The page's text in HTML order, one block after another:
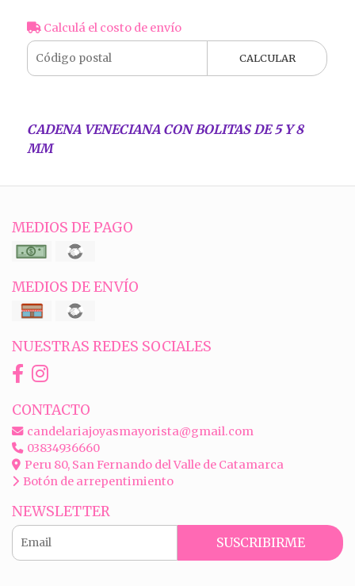
Calculá el costo de envío
CALCULAR
CADENA VENECIANA CON BOLITAS DE 5 Y 8
MM
MEDIOS DE PAGO
MEDIOS DE ENVÍO
NUESTRAS REDES SOCIALES
CONTACTO
candelariajoyasmayorista@gmail.com
03834936660
Peru 80, San Fernando del Valle de Catamarca
Botón de arrepentimiento
NEWSLETTER
SUSCRIBIRME